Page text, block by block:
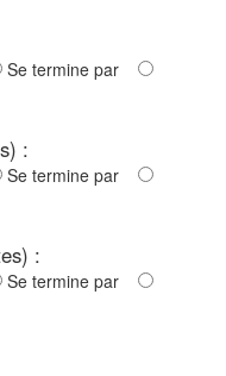
Se termine par
:
Se termine par
:
Se termine par